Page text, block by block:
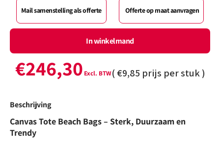
Mail samenstelling als offerte Offerte op maat aanvragen
In winkelmand
€246,30 (€9,85 prijs per stuk )
Beschrijving
Canvas Tote Beach Bags – Sterk, Duurzaam en
Trendy